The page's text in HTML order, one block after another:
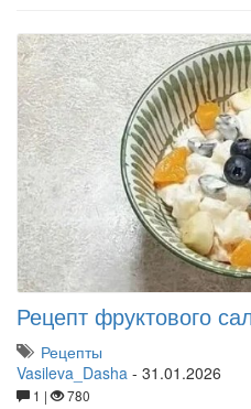
Рецепт фруктового
Рецепты
Vasileva_Dasha - 31.01.2026
1 | 780